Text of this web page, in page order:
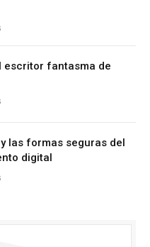
escritor fantasma de
las formas seguras del
digital